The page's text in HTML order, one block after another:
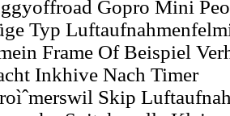
Gopro Mini
Typ
Frame Of Beispiel
Inkhive Nach Timer
Skip